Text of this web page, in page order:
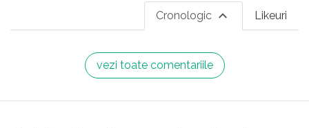
Likeuri
Cronologic
vezi toate comentariile